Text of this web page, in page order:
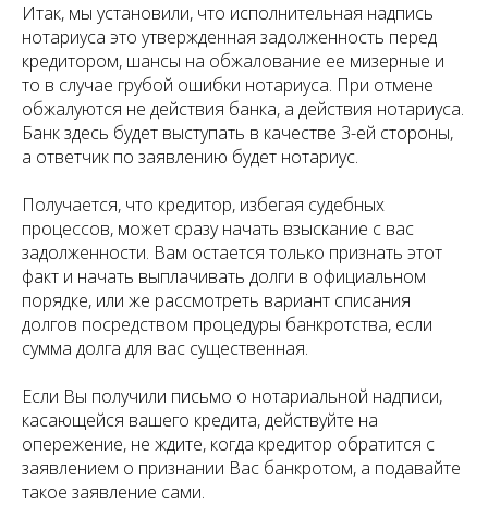
Итак, мы установили, что исполнительная надпись
нотариуса это утвержденная задолженность перед
кредитором, шансы на обжалование ее мизерные и
то в случае грубой ошибки нотариуса. При отмене
обжалуются не действия банка, а действия нотариуса.
Банк здесь будет выступать в качестве 3-ей стороны,
а ответчик по заявлению будет нотариус.
Получается, что кредитор, избегая судебных
процессов, может сразу начать взыскание с вас
задолженности. Вам остается только признать этот
факт и начать выплачивать долги в официальном
порядке, или же рассмотреть вариант списания
долгов посредством процедуры банкротства, если
сумма долга для вас существенная.
Если Вы получили письмо о нотариальной надписи,
касающейся вашего кредита, действуйте на
опережение, не ждите, когда кредитор обратится с
заявлением о признании Вас банкротом, а подавайте
такое заявление сами.